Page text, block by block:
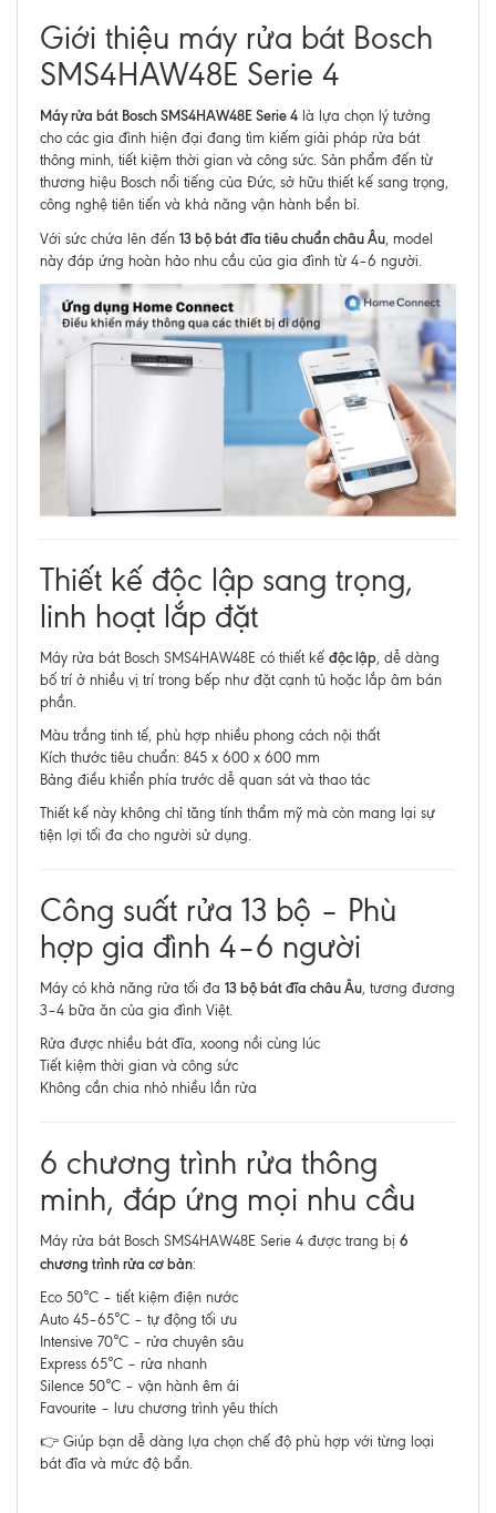
Giới thiệu máy rửa bát Bosch
SMS4HAW48E Serie 4
Máy rửa bát Bosch SMS4HAW48E Serie 4 là lựa chọn lý tưởng
cho các gia đình hiện đại đang tìm kiếm giải pháp rửa bát
thông minh, tiết kiệm thời gian và công sức. Sản phẩm đến từ
thương hiệu Bosch nổi tiếng của Đức, sở hữu thiết kế sang trọng,
công nghệ tiên tiến và khả năng vận hành bền bỉ.
Với sức chứa lên đến 13 bộ bát đĩa tiêu chuẩn châu Âu, model
này đáp ứng hoàn hảo nhu cầu của gia đình từ 4–6 người.
Thiết kế độc lập sang trọng,
linh hoạt lắp đặt
Máy rửa bát Bosch SMS4HAW48E có thiết kế độc lập, dễ dàng
bố trí ở nhiều vị trí trong bếp như đặt cạnh tủ hoặc lắp âm bán
phần.
Màu trắng tinh tế, phù hợp nhiều phong cách nội thất
Kích thước tiêu chuẩn: 845 x 600 x 600 mm
Bảng điều khiển phía trước dễ quan sát và thao tác
Thiết kế này không chỉ tăng tính thẩm mỹ mà còn mang lại sự
tiện lợi tối đa cho người sử dụng.
Công suất rửa 13 bộ – Phù
hợp gia đình 4–6 người
Máy có khả năng rửa tối đa 13 bộ bát đĩa châu Âu, tương đương
3–4 bữa ăn của gia đình Việt.
Rửa được nhiều bát đĩa, xoong nồi cùng lúc
Tiết kiệm thời gian và công sức
Không cần chia nhỏ nhiều lần rửa
6 chương trình rửa thông
minh, đáp ứng mọi nhu cầu
Máy rửa bát Bosch SMS4HAW48E Serie 4 được trang bị 6
chương trình rửa cơ bản:
Eco 50°C – tiết kiệm điện nước
Auto 45–65°C – tự động tối ưu
Intensive 70°C – rửa chuyên sâu
Express 65°C – rửa nhanh
Silence 50°C – vận hành êm ái
Favourite – lưu chương trình yêu thích
👉 Giúp bạn dễ dàng lựa chọn chế độ phù hợp với từng loại
bát đĩa và mức độ bẩn.